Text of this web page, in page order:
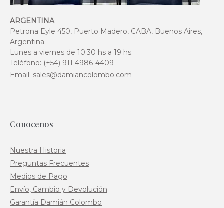
ARGENTINA
Petrona Eyle 450, Puerto Madero, CABA, Buenos Aires,
Argentina.
Lunes a viernes de 10:30 hs a 19 hs.
Teléfono: (+54) 911 4986-4409
Email: sales@damiancolombo.com
Conocenos
Nuestra Historia
Preguntas Frecuentes
Medios de Pago
Envío, Cambio y Devolución
Garantía Damián Colombo